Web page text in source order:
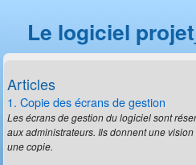
Le logiciel
Articles
1. Copie des écrans de gestion
Les écrans de gestion du logiciel sont
aux administrateurs. Ils donnent une
une copie.